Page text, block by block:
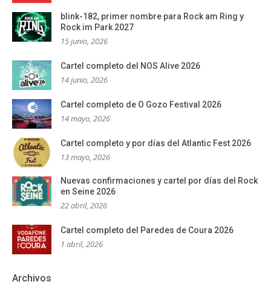
blink-182, primer nombre para Rock am Ring y
Rock im Park 2027
15 junio, 2026
Cartel completo del NOS Alive 2026
14 junio, 2026
Cartel completo de O Gozo Festival 2026
14 mayo, 2026
Cartel completo y por días del Atlantic Fest 2026
13 mayo, 2026
Nuevas confirmaciones y cartel por días del Rock
en Seine 2026
22 abril, 2026
Cartel completo del Paredes de Coura 2026
1 abril, 2026
Archivos